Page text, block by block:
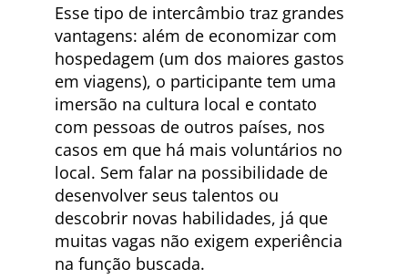
Esse tipo de intercâmbio traz grandes
vantagens: além de economizar com
hospedagem (um dos maiores gastos
em viagens), o participante tem uma
imersão na cultura local e contato
com pessoas de outros países, nos
casos em que há mais voluntários no
local. Sem falar na possibilidade de
desenvolver seus talentos ou
descobrir novas habilidades, já que
muitas vagas não exigem experiência
na função buscada.